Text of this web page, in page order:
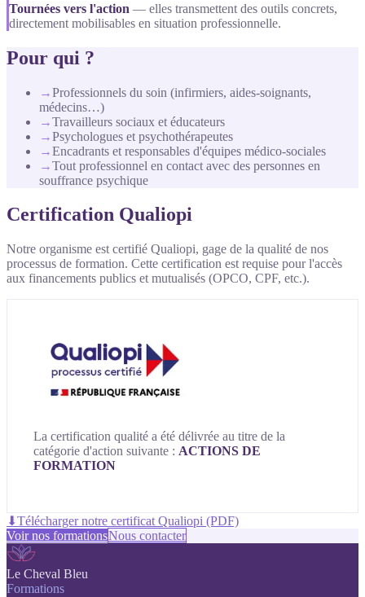
Tournées vers l'action — elles transmettent des outils concrets,
directement mobilisables en situation professionnelle.
Pour qui ?
→Professionnels du soin (infirmiers, aides-soignants,
médecins…)
→Travailleurs sociaux et éducateurs
→Psychologues et psychothérapeutes
→Encadrants et responsables d'équipes médico-sociales
→Tout professionnel en contact avec des personnes en
souffrance psychique
Certification Qualiopi
Notre organisme est certifié Qualiopi, gage de la qualité de nos
processus de formation. Cette certification est requise pour l'accès
aux financements publics et mutualisés (OPCO, CPF, etc.).
La certification qualité a été délivrée au titre de la
catégorie d'action suivante : ACTIONS DE
FORMATION
⬇Télécharger notre certificat Qualiopi (PDF)
Voir nos formationsNous contacter
Le Cheval Bleu
Formations